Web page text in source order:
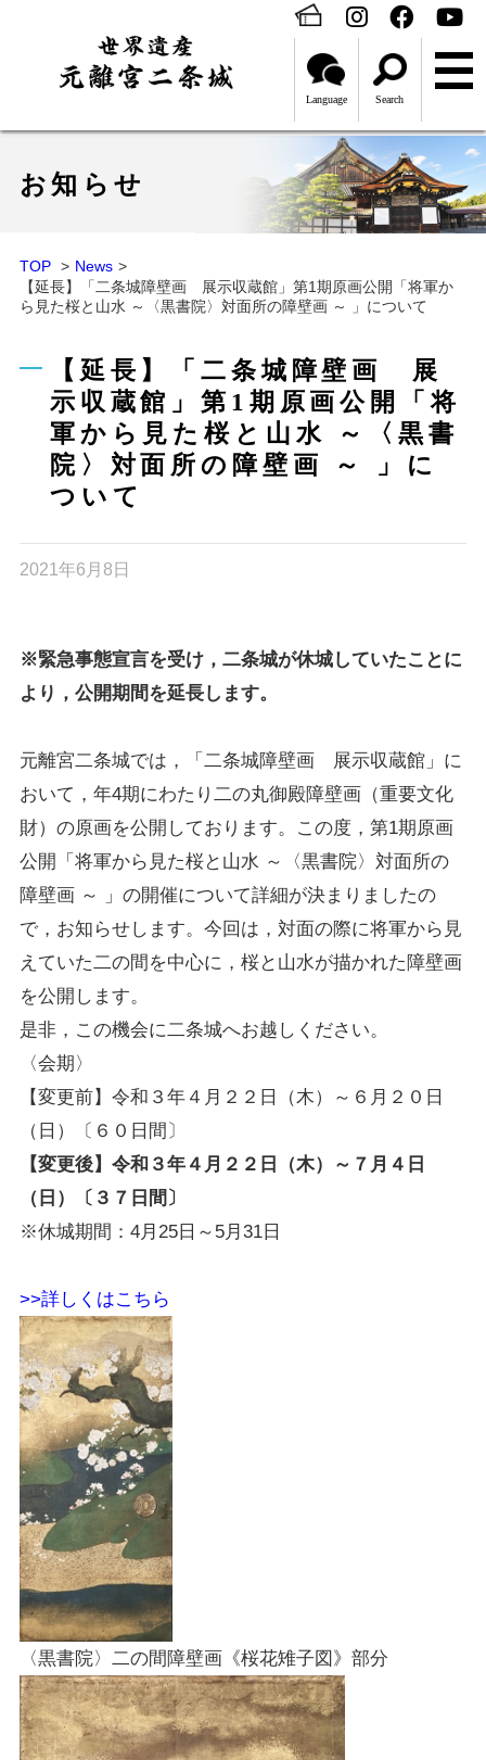
Language Search
お知らせ
TOP
News
【延長】「二条城障壁画 展示収蔵館」第1期原画公開「将軍か
ら見た桜と山水 ～〈黒書院〉対面所の障壁画 ～ 」について
【延長】「二条城障壁画 展
示収蔵館」第1期原画公開「将
軍から見た桜と山水 ～〈黒書
院〉対面所の障壁画 ～ 」に
ついて
2021年6月8日
※緊急事態宣言を受け，二条城が休城していたことに
より，公開期間を延長します。
元離宮二条城では，「二条城障壁画 展示収蔵館」に
おいて，年4期にわたり二の丸御殿障壁画（重要文化
財）の原画を公開しております。この度，第1期原画
公開「将軍から見た桜と山水 ～〈黒書院〉対面所の
障壁画 ～ 」の開催について詳細が決まりましたの
で，お知らせします。今回は，対面の際に将軍から見
えていた二の間を中心に，桜と山水が描かれた障壁画
を公開します。
是非，この機会に二条城へお越しください。
〈会期〉
【変更前】令和３年４月２２日（木）～６月２０日
（日）〔６０日間〕
【変更後】令和３年４月２２日（木）～７月４日
（日）〔３７日間〕
※休城期間：4月25日～5月31日
>>詳しくはこちら
〈黒書院〉二の間障壁画《桜花雉子図》部分